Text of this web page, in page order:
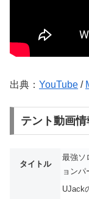
出典： YouTube /
テント動画情
タイトル
最強ソ
ョンパ
UJack